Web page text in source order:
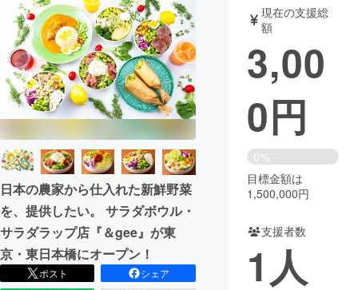
アート・写真 音楽
テクノロジー・ガジェット ゲーム・サ
映像・映画 書籍・雑誌
ビジネス・起業 チャレンジ
まちづくり・地域活性化
CAMPFIRE for Social Good
CAMPFIRE Creation
CAMPFIREふるさと納税
コミュニティ
日本の農家から仕入れた新鮮野菜
を、提供したい。 サラダボウル・
サラダラップ店『＆gee』が東
京・東日本橋にオープン！
ポスト
シェア
現在の支援総
額
3,00
0円
0%
目標金額は
1,500,000円
支援者数
1人